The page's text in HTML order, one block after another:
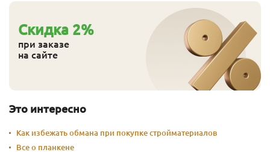
Cкидка 2%
при заказе
на сайте
Это интересно
Как избежать обмана при покупке стройматериалов
Все о планкене